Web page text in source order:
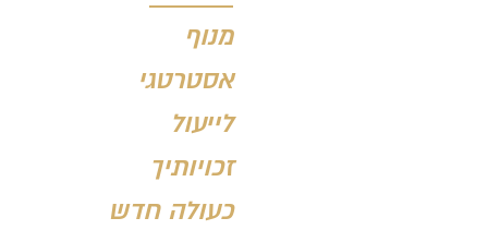
מנוף
אסטרטגי
לייעול
זכויותיך
כעולה חדש